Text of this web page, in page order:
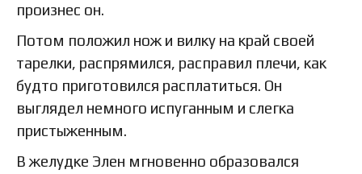
произнес он.
Потом положил нож и вилку на край своей
тарелки, распрямился, расправил плечи, как
будто приготовился расплатиться. Он
выглядел немного испуганным и слегка
пристыженным.
В желудке Элен мгновенно образовался